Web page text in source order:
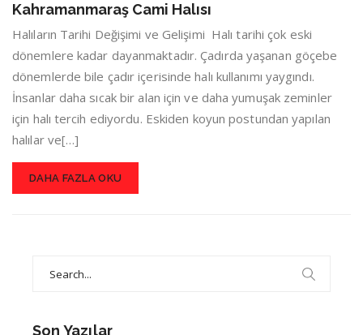
Kahramanmaraş Cami Halısı
Halıların Tarihi Değişimi ve Gelişimi Halı tarihi çok eski
dönemlere kadar dayanmaktadır. Çadırda yaşanan göçebe
dönemlerde bile çadır içerisinde halı kullanımı yaygındı.
İnsanlar daha sıcak bir alan için ve daha yumuşak zeminler
için halı tercih ediyordu. Eskiden koyun postundan yapılan
halılar ve[…]
DAHA FAZLA OKU
Son Yazılar